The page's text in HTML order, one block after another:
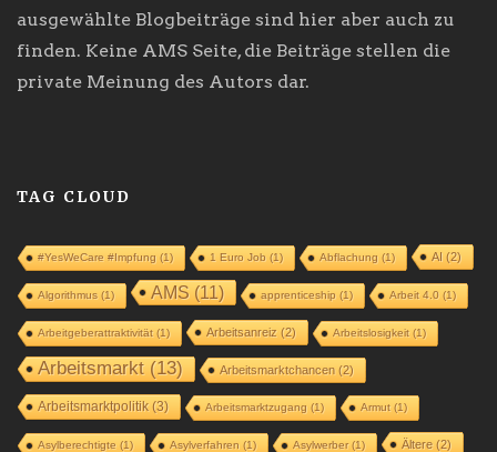
ausgewählte Blogbeiträge sind hier aber auch zu
finden. Keine AMS Seite, die Beiträge stellen die
private Meinung des Autors dar.
TAG CLOUD
#YesWeCare #Impfung (1) 1 Euro Job (1) Abflachung (1) AI (2)
Algorithmus (1) AMS (11) apprenticeship (1) Arbeit 4.0 (1)
Arbeitgeberattraktivität(1) Arbeitsanreiz (2) Arbeitslosigkeit(1)
Arbeitsmarkt(13) Arbeitsmarktchancen (2)
Arbeitsmarktpolitik(3) Arbeitsmarktzugang (1) Armut(1)
Asylberechtigte (1) Asylverfahren (1) Asylwerber(1) Ältere(2)